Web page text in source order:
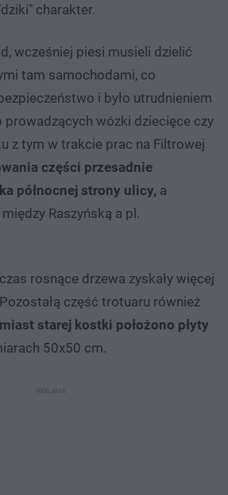
charakter.
wcześniej piesi musieli dzielić
tam samochodami, co
i było utrudnieniem
prowadzących wózki dziecięce czy
z tym w trakcie prac na Filtrowej
części przesadnie
północnej strony ulicy, a
Raszyńską a pl.
rosnące drzewa zyskały więcej
część trotuaru również
starej kostki położono płyty
50x50 cm.